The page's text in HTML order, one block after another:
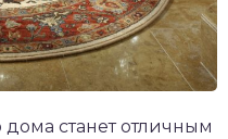
станет отличным